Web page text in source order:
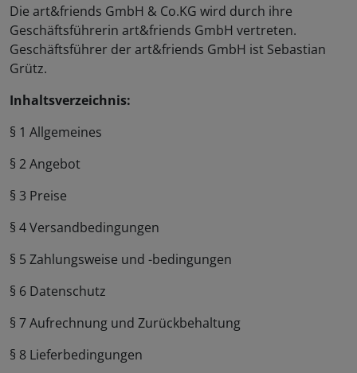
Die art&friends GmbH & Co.KG wird durch ihre
Geschäftsführerin art&friends GmbH vertreten.
Geschäftsführer der art&friends GmbH ist Sebastian
Grütz.
Inhaltsverzeichnis:
§ 1 Allgemeines
§ 2 Angebot
§ 3 Preise
§ 4 Versandbedingungen
§ 5 Zahlungsweise und -bedingungen
§ 6 Datenschutz
§ 7 Aufrechnung und Zurückbehaltung
§ 8 Lieferbedingungen